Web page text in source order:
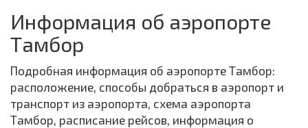
Информация об аэропорте
Тамбор
Подробная информация об аэропорте Тамбор:
расположение, способы добраться в аэропорт и
транспорт из аэропорта, схема аэропорта
Тамбор, расписание рейсов, информация о